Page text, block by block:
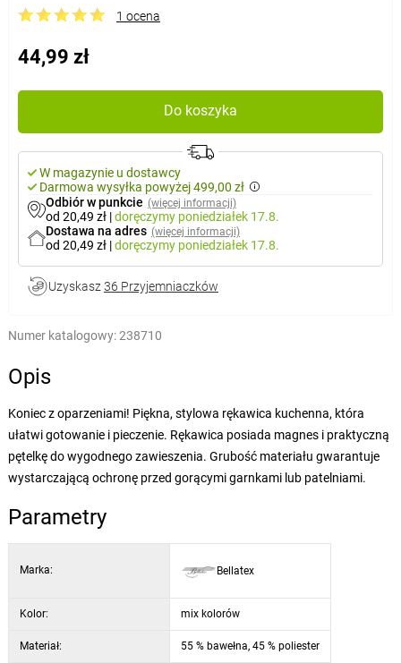
1 ocena
44,99 zł
Do koszyka
W magazynie u dostawcy
Darmowa wysyłka powyżej 499,00 zł
Odbiór w punkcie (więcej informacji)
od 20,49 zł |doręczymy poniedziałek 17.8.
Dostawa na adres (więcej informacji)
od 20,49 zł |doręczymy poniedziałek 17.8.
Uzyskasz 36 Przyjemniaczków
Numer katalogowy:238710
Opis
Koniec z oparzeniami! Piękna, stylowa rękawica kuchenna, która
ułatwi gotowanie i pieczenie. Rękawica posiada magnes i praktyczną
pętelkę do wygodnego zawieszenia. Grubość materiału gwarantuje
wystarczającą ochronę przed gorącymi garnkami lub patelniami.
Parametry
Marka: Bellatex
Kolor: mix kolorów
Materiał: 55 % bawełna, 45 % poliester